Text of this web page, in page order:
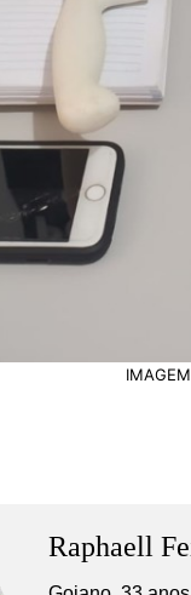
Raphaell